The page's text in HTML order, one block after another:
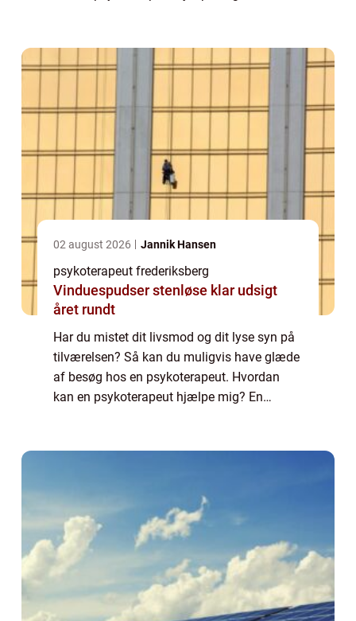
02 august 2026 Jannik Hansen
psykoterapeut frederiksberg
Vinduespudser stenløse klar udsigt
året rundt
Har du mistet dit livsmod og dit lyse syn på
tilværelsen? Så kan du muligvis have glæde
af besøg hos en psykoterapeut. Hvordan
kan en psykoterapeut hjælpe mig? En